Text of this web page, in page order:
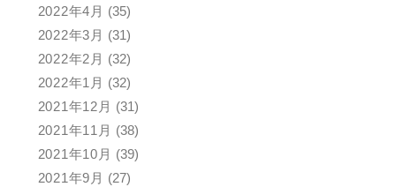
2022年4月 (35)
2022年3月 (31)
2022年2月 (32)
2022年1月 (32)
2021年12月 (31)
2021年11月 (38)
2021年10月 (39)
2021年9月 (27)